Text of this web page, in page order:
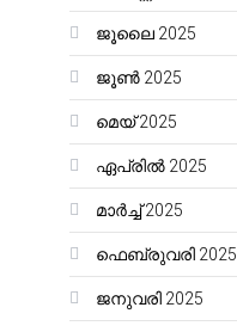
ജൂലൈ 2025
ജൂൺ 2025
മെയ്‌ 2025
ഏപ്രിൽ 2025
മാർച്ച്‌ 2025
ഫെബ്രുവരി 2025
ജനുവരി 2025